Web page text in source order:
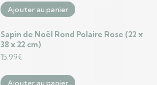
Ajouter au panier
Sapin de Noël Rond Polaire Rose (22 x
38 x 22 cm)
15.99€